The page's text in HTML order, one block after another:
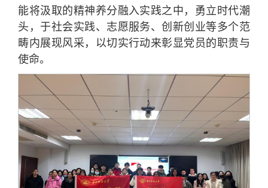
能将汲取的精神养分融入实践之中，勇立时代潮
头，于社会实践、志愿服务、创新创业等多个范
畴内展现风采，以切实行动来彰显党员的职责与
使命。